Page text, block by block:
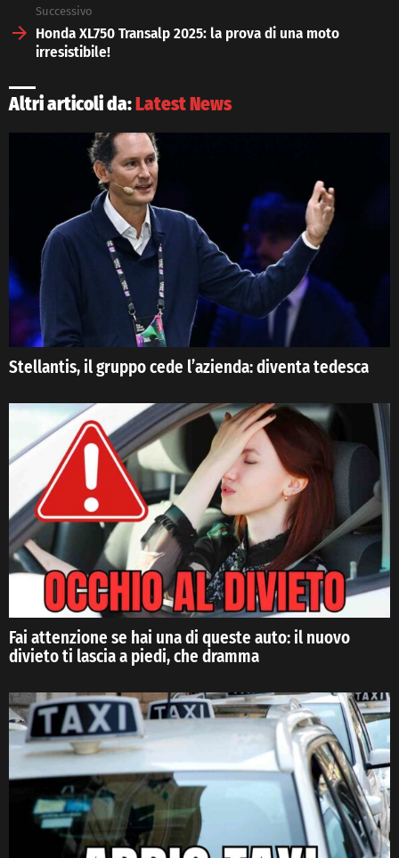
Successivo
Honda XL750 Transalp 2025: la prova di una moto
irresistibile!
Altri articoli da:Latest News
Stellantis, il gruppo cede l’azienda: diventa tedesca
Fai attenzione se hai una di queste auto: il nuovo
divieto ti lascia a piedi, che dramma